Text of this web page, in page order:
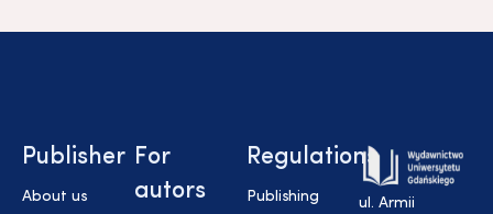
Publisher
About us
For
autors
Regulations
Publishing
ul. Armii